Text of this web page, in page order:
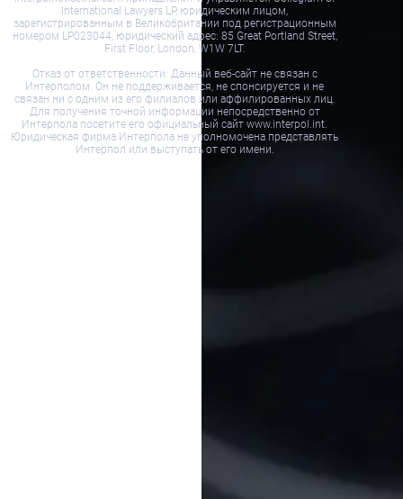
International Lawyers LP, юридическим лицом,
зарегистрированным в Великобритании под регистрационным
номером LP023044, юридический адрес: 85 Great Portland Street,
First Floor, London, W1W 7LT.
Отказ от ответственности: Данный веб-сайт не связан с
Интерполом. Он не поддерживается, не спонсируется и не
связан ни с одним из его филиалов или аффилированных лиц.
Для получения точной информации непосредственно от
Интерпола посетите его официальный сайт www.interpol.int.
Юридическая фирма Интерпола не уполномочена представлять
Интерпол или выступать от его имени.